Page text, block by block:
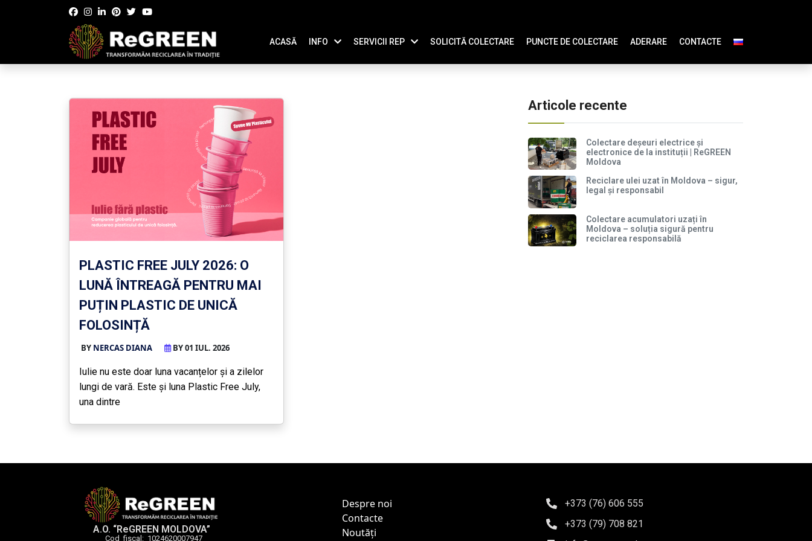
ACASĂ INFO SERVICII REP SOLICITĂ COLECTARE PUNCTE DE COLECTARE ADERARE CONTACTE
PLASTIC FREE JULY 2026: O
LUNĂ ÎNTREAGĂ PENTRU MAI
PUȚIN PLASTIC DE UNICĂ
FOLOSINȚĂ
BY NERCAS DIANA BY 01 IUL. 2026
Iulie nu este doar luna vacanțelor și a zilelor
lungi de vară. Este și luna Plastic Free July,
una dintre
Articole recente
Colectare deșeuri electrice și
electronice de la instituții | ReGREEN
Moldova
Reciclare ulei uzat în Moldova – sigur,
legal și responsabil
Colectare acumulatori uzați în
Moldova – soluția sigură pentru
reciclarea responsabilă
A.O. “ReGREEN MOLDOVA”
Cod fiscal: 1024620007947
Despre noi
Contacte
Noutăți
+373 (76) 606 555
+373 (79) 708 821